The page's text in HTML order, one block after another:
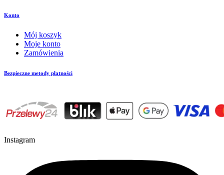
Konto
Mój koszyk
Moje konto
Zamówienia
Bezpieczne metody płatności
Instagram